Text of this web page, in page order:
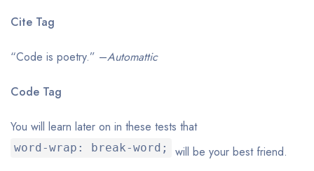
Cite Tag
“Code is poetry.” –Automattic
Code Tag
You will learn later on in these tests that
word-wrap: break-word; will be your best friend.